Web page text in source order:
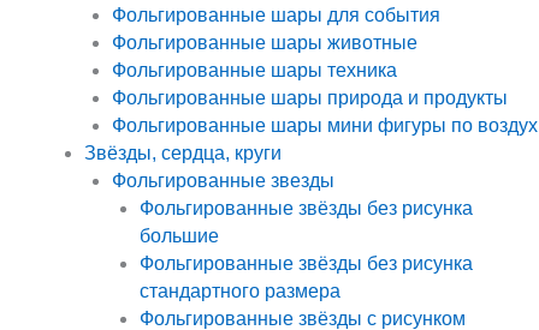
Фольгированные шары для события
Фольгированные шары животные
Фольгированные шары техника
Фольгированные шары природа и продукты
Фольгированные шары мини фигуры по воздух
Звёзды, сердца, круги
Фольгированные звезды
Фольгированные звёзды без рисунка
большие
Фольгированные звёзды без рисунка
стандартного размера
Фольгированные звёзды с рисунком